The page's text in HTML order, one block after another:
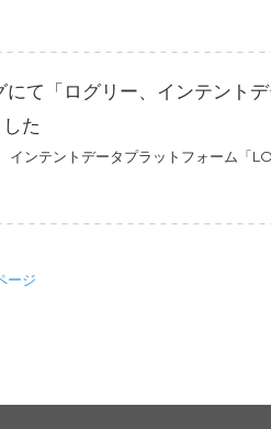
て「ログリー、インテント
た
ンテントデータプラットフォーム「
ージ